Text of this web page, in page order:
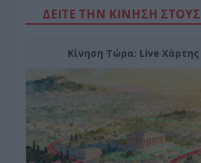
ΔΕΙΤΕ ΤΗΝ ΚΙΝΗΣΗ
Κίνηση Τώρα: Live